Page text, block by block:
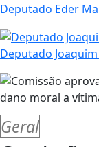
Deputado Eder
Deputado
Geral